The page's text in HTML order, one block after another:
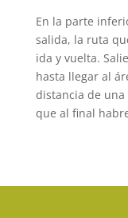
En la parte
salida, la ruta
ida y vuelta.
hasta llegar al
distancia de una
que al final